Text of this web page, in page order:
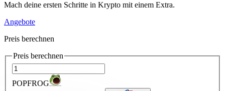
Mach deine ersten Schritte in Krypto mit einem Extra.
Angebote
Preis berechnen
Preis berechnen
POPFROG